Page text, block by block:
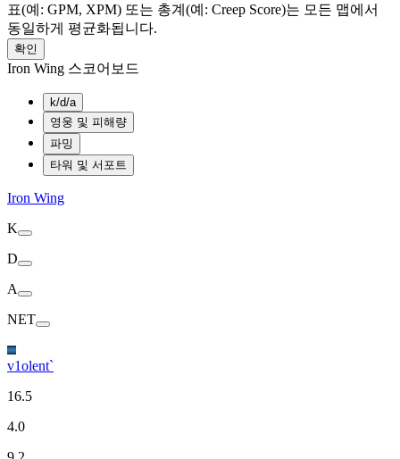
표(예: GPM, XPM) 또는 총계(예: Creep Score)는 모든 맵에서
동일하게 평균화됩니다.
확인
Iron Wing 스코어보드
k/d/a
영웅 및 피해량
파밍
타워 및 서포트
Iron Wing
K
D
A
NET
v1olent`
16.5
4.0